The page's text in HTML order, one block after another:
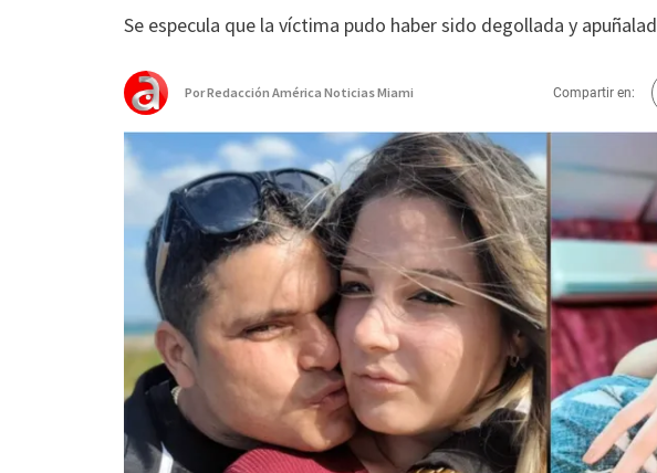
Se especula que la víctima pudo haber sido degollada y
PorRedacción América Noticias Miami Compartir en: